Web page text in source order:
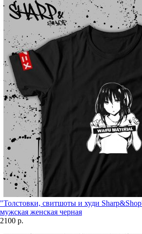
"Толстовки, свитшоты и худи
мужская женская черная
2100 р.